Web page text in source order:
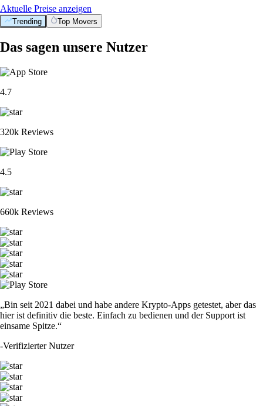
Aktuelle Preise anzeigen
Trending Top Movers
Das sagen unsere Nutzer
4.7
320k Reviews
4.5
660k Reviews
„Bin seit 2021 dabei und habe andere Krypto-Apps getestet, aber das
hier ist definitiv die beste. Einfach zu bedienen und der Support ist
einsame Spitze.“
-Verifizierter Nutzer